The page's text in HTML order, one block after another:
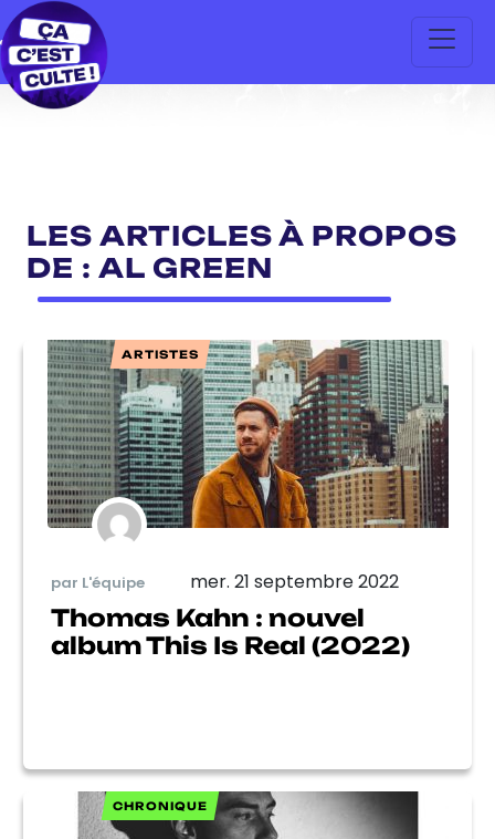
LES ARTICLES À PROPOS
DE : AL GREEN
ARTISTES
par L'équipe mer. 21 septembre 2022
Thomas Kahn : nouvel
album This Is Real (2022)
CHRONIQUE